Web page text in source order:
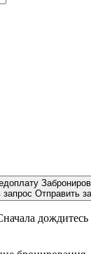
запрос Отправить